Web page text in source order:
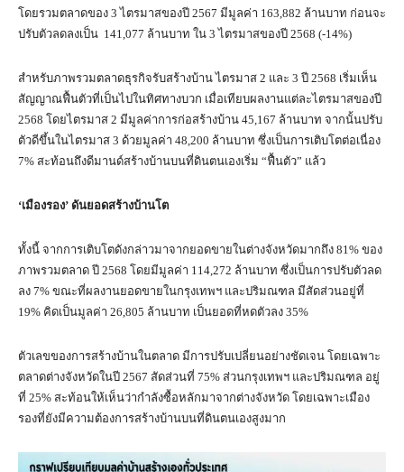
โดยรวมตลาดของ 3 ไตรมาสของปี 2567 มีมูลค่า 163,882 ล้านบาท ก่อนจะ
ปรับตัวลดลงเป็น 141,077 ล้านบาท ใน 3 ไตรมาสของปี 2568 (-14%)
สำหรับภาพรวมตลาดธุรกิจรับสร้างบ้าน ไตรมาส 2 และ 3 ปี 2568 เริ่มเห็น
สัญญาณฟื้นตัวที่เป็นไปในทิศทางบวก เมื่อเทียบผลงานแต่ละไตรมาสของปี
2568 โดยไตรมาส 2 มีมูลค่าการก่อสร้างบ้าน 45,167 ล้านบาท จากนั้นปรับ
ตัวดีขึ้นในไตรมาส 3 ด้วยมูลค่า 48,200 ล้านบาท ซึ่งเป็นการเติบโตต่อเนื่อง
7% สะท้อนถึงดีมานด์สร้างบ้านบนที่ดินตนเองเริ่ม “ฟื้นตัว” แล้ว
‘เมืองรอง’ ดันยอดสร้างบ้านโต
ทั้งนี้ จากการเติบโตดังกล่าวมาจากยอดขายในต่างจังหวัดมากถึง 81% ของ
ภาพรวมตลาด ปี 2568 โดยมีมูลค่า 114,272 ล้านบาท ซึ่งเป็นการปรับตัวลด
ลง 7% ขณะที่ผลงานยอดขายในกรุงเทพฯ และปริมณฑล มีสัดส่วนอยู่ที่
19% คิดเป็นมูลค่า 26,805 ล้านบาท เป็นยอดที่หดตัวลง 35%
ตัวเลขของการสร้างบ้านในตลาด มีการปรับเปลี่ยนอย่างชัดเจน โดยเฉพาะ
ตลาดต่างจังหวัดในปี 2567 สัดส่วนที่ 75% ส่วนกรุงเทพฯ และปริมณฑล อยู่
ที่ 25% สะท้อนให้เห็นว่ากำลังซื้อหลักมาจากต่างจังหวัด โดยเฉพาะเมือง
รองที่ยังมีความต้องการสร้างบ้านบนที่ดินตนเองสูงมาก